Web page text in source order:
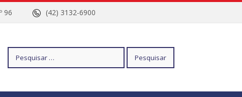
nº 96 (42) 3132-6900
Pesquisar